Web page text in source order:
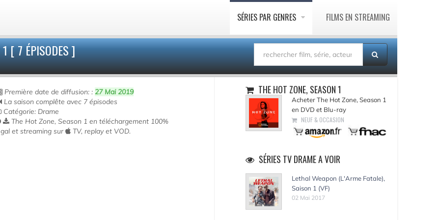
SÉRIES PAR GENRES FILMS EN STREAMING
1 [ 7 ÉPISODES ]
Première date de diffusion: : 27 Mai 2019
La saison complête avec 7 épisodes
Catégorie: Drame
The Hot Zone, Season 1 en téléchargement 100%
et streaming sur
TV, replay et VOD.
THE HOT ZONE, SEASON 1
Acheter The Hot Zone, Season 1
en DVD et Blu-ray
NEUF & OCCASION
SÉRIES TV DRAME A VOIR
Lethal Weapon (L'Arme Fatale),
Saison 1 (VF)
02 Mai 2017